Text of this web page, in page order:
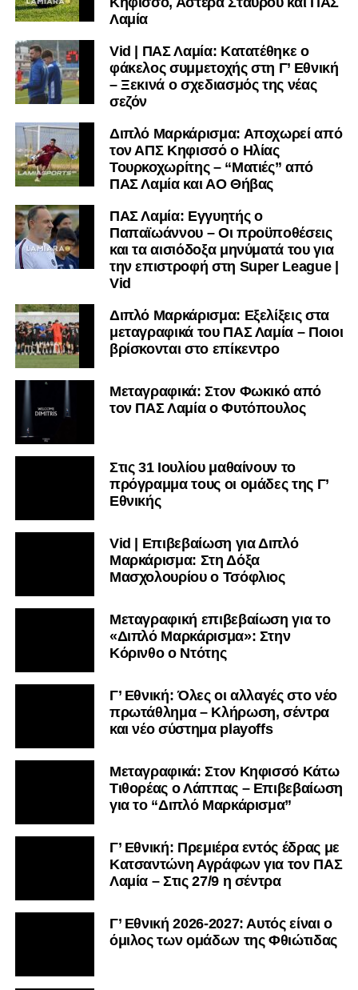
υπόλοιπο κόσμο. Ακολουθήστε το lamiara.gr στο
μαθαίνετε σε χρόνο dt όλα τα νέα.
Λαμία
Vid | ΠΑΣ Λαμία: Κατατέθηκε ο
φάκελος συμμετοχής στη Γ’ Εθνική
– Ξεκινά ο σχεδιασμός της νέας
σεζόν
Διπλό Μαρκάρισμα: Αποχωρεί από
τον ΑΠΣ Κηφισσό ο Ηλίας
Τουρκοχωρίτης – “Ματιές” από
ΠΑΣ Λαμία και ΑΟ Θήβας
ΠΑΣ Λαμία: Εγγυητής ο
Παπαϊωάννου – Οι προϋποθέσεις
και τα αισιόδοξα μηνύματά του για
την επιστροφή στη Super League |
Vid
Διπλό Μαρκάρισμα: Εξελίξεις στα
μεταγραφικά του ΠΑΣ Λαμία – Ποιοι
βρίσκονται στο επίκεντρο
Μεταγραφικά: Στον Φωκικό από
τον ΠΑΣ Λαμία ο Φυτόπουλος
Στις 31 Ιουλίου μαθαίνουν το
πρόγραμμα τους οι ομάδες της Γ’
Εθνικής
Vid | Επιβεβαίωση για Διπλό
Μαρκάρισμα: Στη Δόξα
Μασχολουρίου ο Τσόφλιος
Μεταγραφική επιβεβαίωση για το
«Διπλό Μαρκάρισμα»: Στην
Κόρινθο ο Ντότης
Γ’ Εθνική: Όλες οι αλλαγές στο νέο
πρωτάθλημα – Κλήρωση, σέντρα
και νέο σύστημα playoffs
Μεταγραφικά: Στον Κηφισσό Κάτω
Τιθορέας ο Λάππας – Επιβεβαίωση
για το “Διπλό Μαρκάρισμα”
Γ’ Εθνική: Πρεμιέρα εντός έδρας με
Κατσαντώνη Αγράφων για τον ΠΑΣ
Λαμία – Στις 27/9 η σέντρα
Γ’ Εθνική 2026-2027: Αυτός είναι ο
όμιλος των ομάδων της Φθιώτιδας